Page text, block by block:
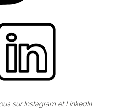
sur Instagram etLinkedIn